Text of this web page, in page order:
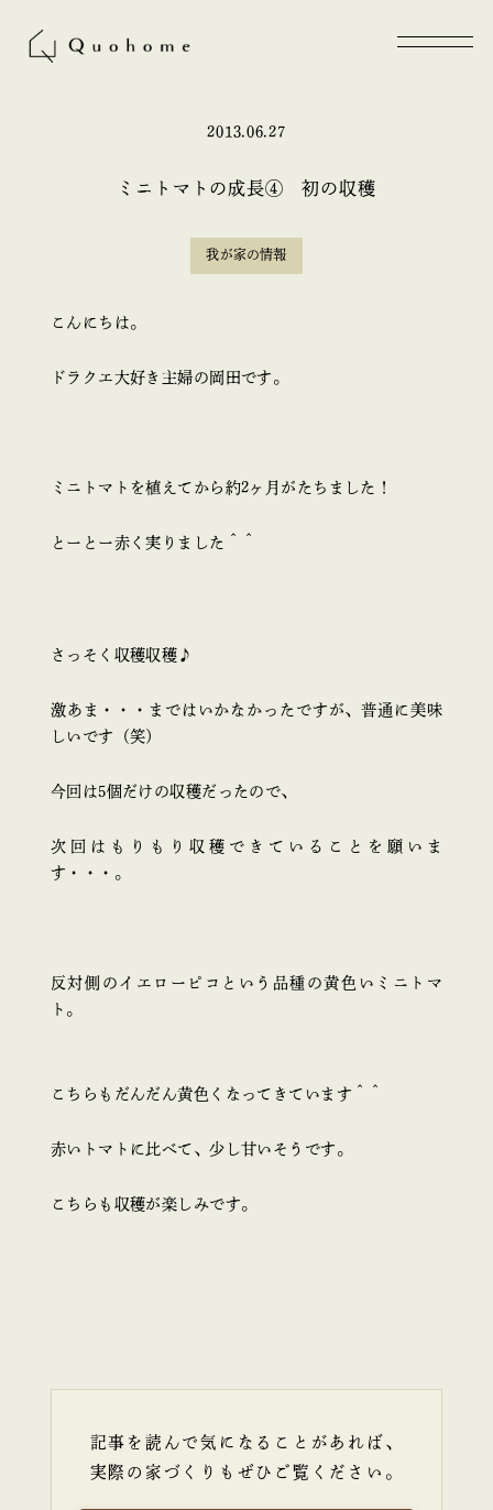
2013.06.27
ミニトマトの成長④ 初の収穫
我が家の情報
こんにちは。
ドラクエ大好き主婦の岡田です。
ミニトマトを植えてから約2ヶ月がたちました！
とーとー赤く実りました＾＾
さっそく収穫収穫♪
激あま・・・まではいかなかったですが、普通に美味
しいです（笑）
今回は5個だけの収穫だったので、
次回はもりもり収穫できていることを願いま
す・・・。
反対側のイエローピコという品種の黄色いミニトマ
ト。
こちらもだんだん黄色くなってきています＾＾
赤いトマトに比べて、少し甘いそうです。
こちらも収穫が楽しみです。
記事を読んで気になることがあれば、
実際の家づくりもぜひご覧ください。